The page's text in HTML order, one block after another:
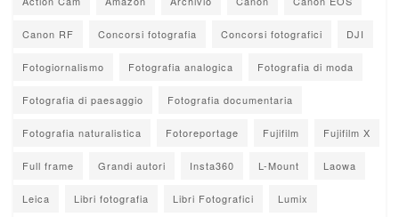
Canon RF Concorsi fotografia Concorsi fotografici DJI
Fotogiornalismo Fotografia analogica Fotografia di moda
Fotografia di paesaggio Fotografia documentaria
Fotografia naturalistica Fotoreportage Fujifilm Fujifilm X
Full frame Grandi autori Insta360 L-Mount Laowa
Leica Libri fotografia Libri Fotografici Lumix